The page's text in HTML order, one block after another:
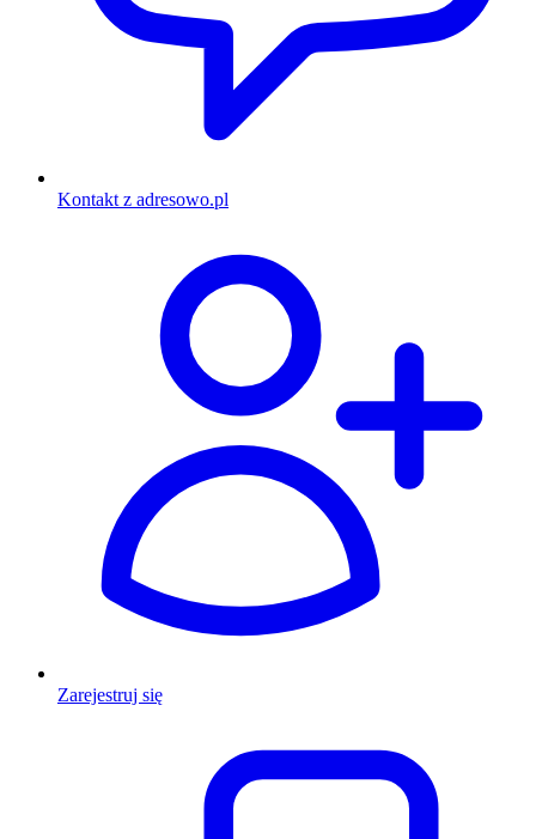
Kontakt z adresowo.pl
Zarejestruj się